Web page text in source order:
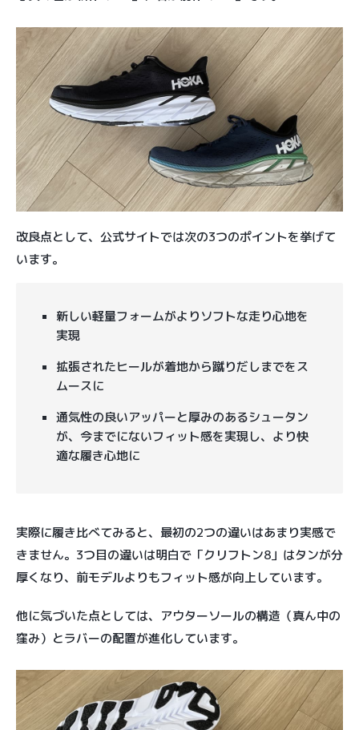
改良点として、公式サイトでは次の3つのポイントを挙げて
います。
新しい軽量フォームがよりソフトな走り心地を
実現
拡張されたヒールが着地から蹴りだしまでをス
ムースに
通気性の良いアッパーと厚みのあるシュータン
が、今までにないフィット感を実現し、より快
適な履き心地に
実際に履き比べてみると、最初の2つの違いはあまり実感で
きません。3つ目の違いは明白で「クリフトン8」はタンが分
厚くなり、前モデルよりもフィット感が向上しています。
他に気づいた点としては、アウターソールの構造（真ん中の
窪み）とラバーの配置が進化しています。